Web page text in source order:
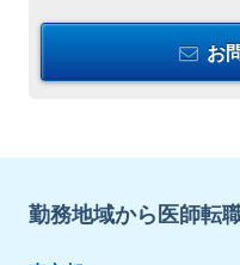
お
勤務地域から医師転